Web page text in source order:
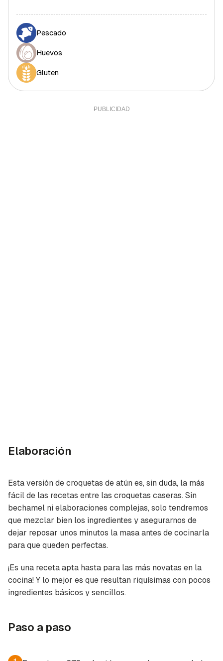
Grasa polisaturada
9,42 g 85,64%
Grasa monosaturada
Fibra
Sal
Sodio
0,08 g
0%
Pescado
Huevos
Gluten
Elaboración
Esta versión de croquetas de atún es, sin duda, la más
fácil de las recetas entre las croquetas caseras. Sin
bechamel ni elaboraciones complejas, solo tendremos
que mezclar bien los ingredientes y asegurarnos de
dejar reposar unos minutos la masa antes de cocinarla
para que queden perfectas.
¡Es una receta apta hasta para las más novatas en la
cocina! Y lo mejor es que resultan riquísimas con pocos
ingredientes básicos y sencillos.
Paso a paso